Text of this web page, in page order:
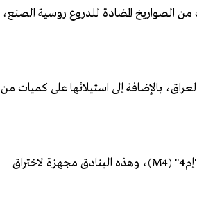
الصواريخ المضادة للدروع روسية الصنع،
بالإضافة إلى استيلائها على كميات من
وحصلت "قسد" على بنادق آلية أمريكية الصنعة من طرازي "إم16″ (M16)، و"إم4" (M4)، وهذه البنادق مجهزة لاختراق